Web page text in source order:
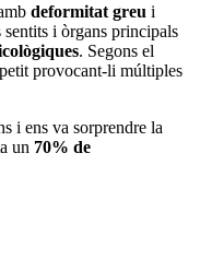
deformitat greu i
i òrgans principals
. Segons el
provocant-li múltiples
i ens va sorprendre la
un 70% de